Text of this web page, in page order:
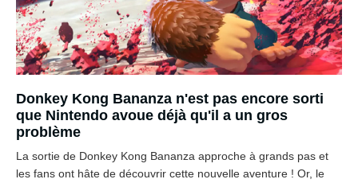
Donkey Kong Bananza n'est pas encore sorti
que Nintendo avoue déjà qu'il a un gros
problème
La sortie de Donkey Kong Bananza approche à grands pas et
les fans ont hâte de découvrir cette nouvelle aventure ! Or, le